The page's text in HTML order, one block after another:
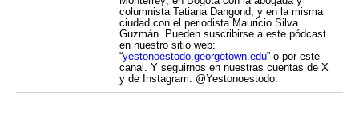
columnista Tatiana Dangond, y en la misma
ciudad con el periodista Mauricio Silva
Guzmán. Pueden suscribirse a este pódcast
en nuestro sitio web:
“yestonoestodo.georgetown.edu” o por este
canal. Y seguirnos en nuestras cuentas de X
y de Instagram: @Yestonoestodo.